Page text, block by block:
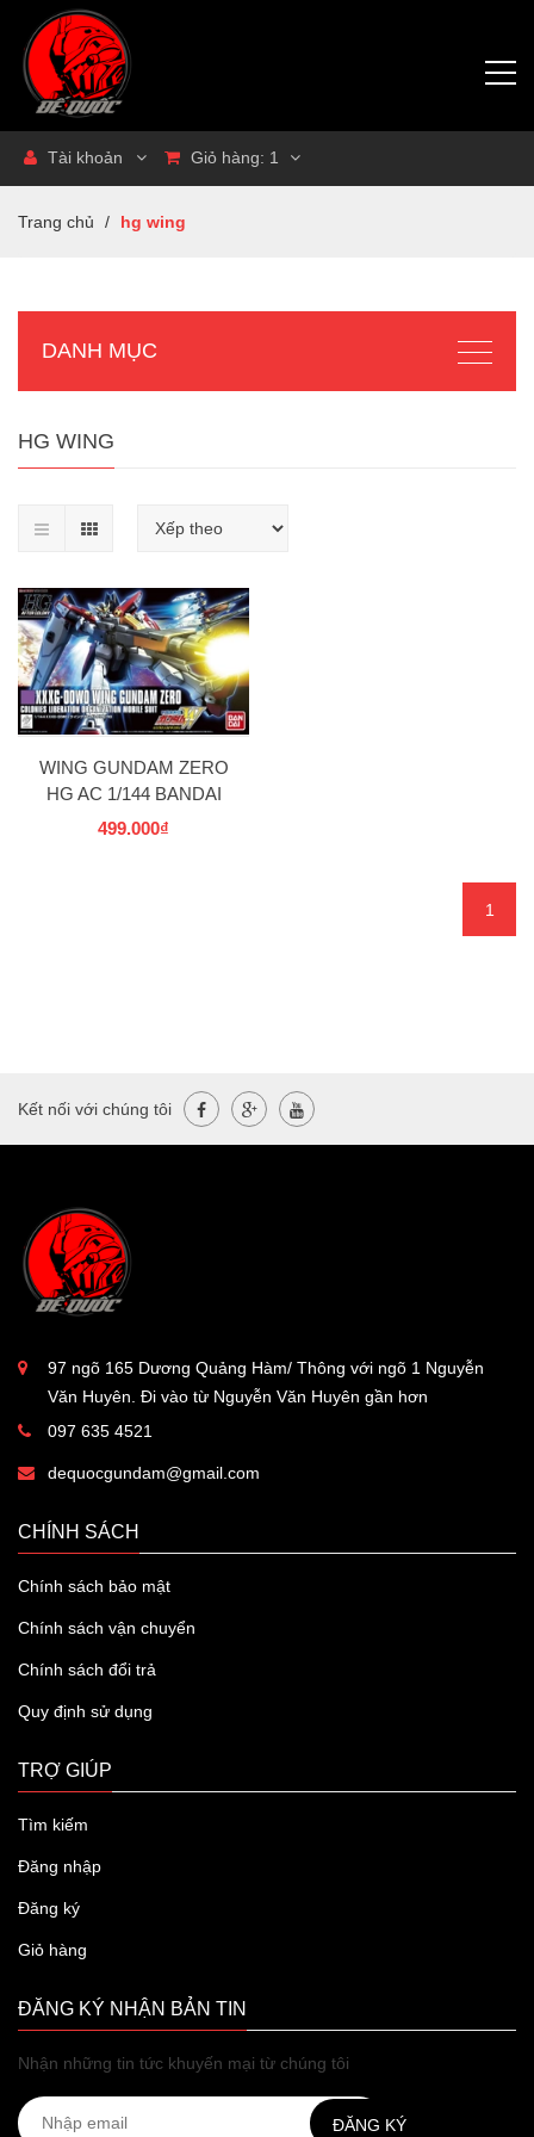
Tài khoản Giỏ hàng: 1
Trang chủ / hg wing
DANH MỤC
HG WING
WING GUNDAM ZERO
HG AC 1/144 BANDAI
499.000₫
1
Kết nối với chúng tôi
97 ngõ 165 Dương Quảng Hàm/ Thông với ngõ 1 Nguyễn
Văn Huyên. Đi vào từ Nguyễn Văn Huyên gần hơn
097 635 4521
dequocgundam@gmail.com
CHÍNH SÁCH
Chính sách bảo mật
Chính sách vận chuyển
Chính sách đổi trả
Quy định sử dụng
TRỢ GIÚP
Tìm kiếm
Đăng nhập
Đăng ký
Giỏ hàng
ĐĂNG KÝ NHẬN BẢN TIN
Nhận những tin tức khuyến mại từ chúng tôi
ĐĂNG KÝ